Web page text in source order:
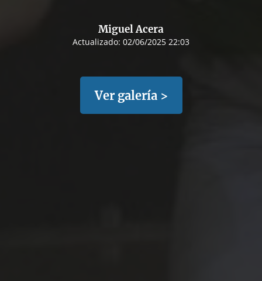
Miguel Acera
Actualizado: 02/06/2025 22:03
Ver galería >